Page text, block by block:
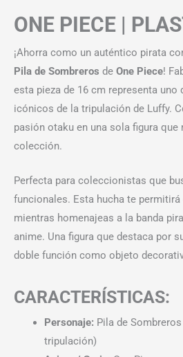
ONE PIECE |
¡Ahorra como un auténtico pirata
Pila de Sombreros de One Piece!
esta pieza de 16 cm representa
icónicos de la tripulación de Luffy.
pasión otaku en una sola figura que
colección.
Perfecta para coleccionistas que
funcionales. Esta hucha te
mientras homenajeas a la banda
anime. Una figura que destaca por
doble función como objeto
CARACTERÍSTICAS:
Personaje: Pila de
tripulación)